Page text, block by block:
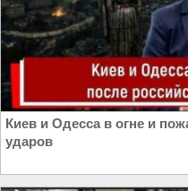
Киев и Одесса в огне и
ударов